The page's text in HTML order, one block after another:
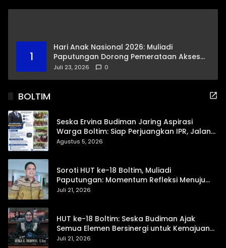
1
Hari Anak Nasional 2026: Muliadi
Paputungan Dorong Pemerataan Akses
Pendidikan dan Proteksi Digital Anak Sulut
Juli 23, 2026 0
BOLTIM
Seska Ervina Budiman Jaring Aspirasi
Warga Boltim: Siap Perjuangkan IPR, Jalan
Trans, hingga Pemasaran UMKM
Agustus 5, 2026
Soroti HUT ke-18 Boltim, Muliadi
Paputungan: Momentum Refleksi Menuju
Daerah Mandiri dan Berdaya Saing
Juli 21, 2026
HUT ke-18 Boltim: Seska Budiman Ajak
Semua Elemen Bersinergi untuk Kemajuan
Daerah
Juli 21, 2026